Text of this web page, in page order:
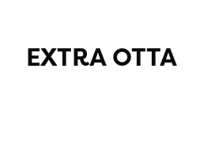
EXTRA OTTA